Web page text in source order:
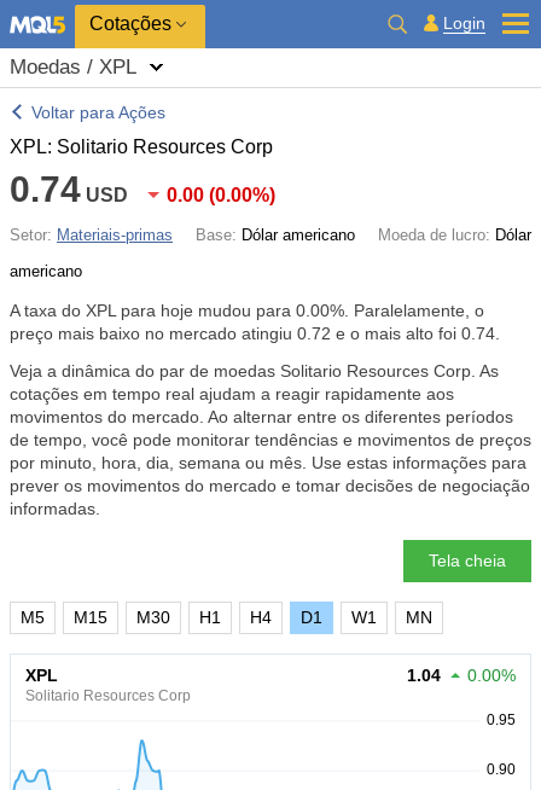
Cotações Login
Moedas / XPL
Voltar para Ações
XPL: Solitario Resources Corp
0.74 USD 0.00 (0.00%)
Setor: Materiais-primas Base: Dólar americano Moeda de lucro: Dólar
americano
A taxa do XPL para hoje mudou para 0.00% . Paralelamente, o
preço mais baixo no mercado atingiu 0.72 e o mais alto foi 0.74.
Veja a dinâmica do par de moedas Solitario Resources Corp. As
cotações em tempo real ajudam a reagir rapidamente aos
movimentos do mercado. Ao alternar entre os diferentes períodos
de tempo, você pode monitorar tendências e movimentos de preços
por minuto, hora, dia, semana ou mês. Use estas informações para
prever os movimentos do mercado e tomar decisões de negociação
informadas.
Tela cheia
M5 M15 M30 H1 H4 D1 W1 MN
XPL
Solitario Resources Corp
1.04 0.00%